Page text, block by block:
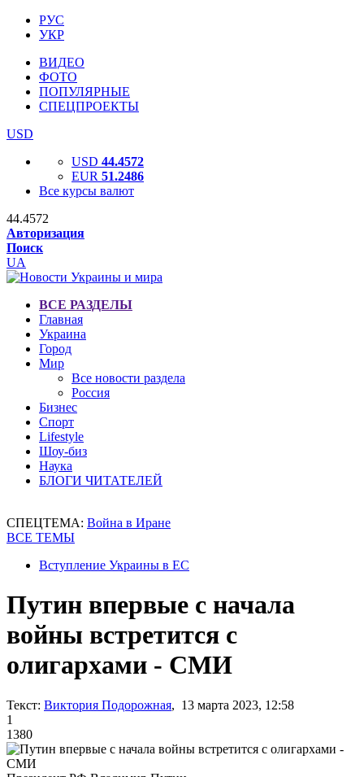
РУС
УКР
ВИДЕО
ФОТО
ПОПУЛЯРНЫЕ
СПЕЦПРОЕКТЫ
USD
USD 44.4572
EUR 51.2486
Все курсы валют
44.4572
Авторизация
Поиск
UA
ВСЕ РАЗДЕЛЫ
Главная
Украина
Город
Мир
Все новости раздела
Россия
Бизнес
Спорт
Lifestyle
Шоу-биз
Наука
БЛОГИ ЧИТАТЕЛЕЙ
СПЕЦТЕМА: Война в Иране
ВСЕ ТЕМЫ
Вступление Украины в ЕС
Путин впервые с начала
войны встретится с
олигархами - СМИ
Текст: Виктория Подорожная, 13 марта 2023, 12:58
1
1380